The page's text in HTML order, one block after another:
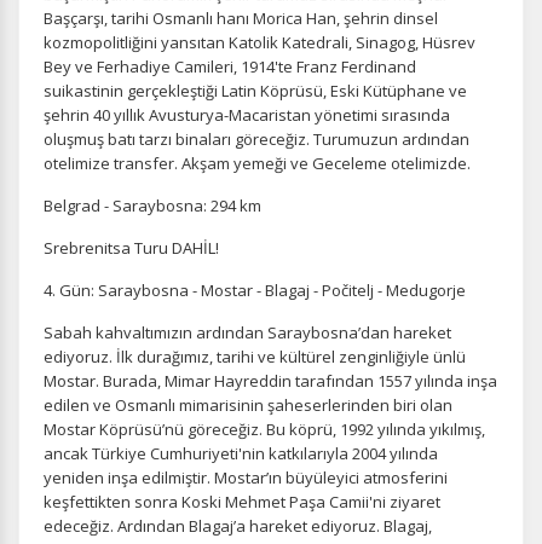
Başçarşı, tarihi Osmanlı hanı Morica Han, şehrin dinsel
kozmopolitliğini yansıtan Katolik Katedrali, Sinagog, Hüsrev
Bey ve Ferhadiye Camileri, 1914'te Franz Ferdinand
suikastinin gerçekleştiği Latin Köprüsü, Eski Kütüphane ve
şehrin 40 yıllık Avusturya-Macaristan yönetimi sırasında
oluşmuş batı tarzı binaları göreceğiz. Turumuzun ardından
otelimize transfer. Akşam yemeği ve Geceleme otelimizde.
Belgrad - Saraybosna: 294 km
Srebrenitsa Turu DAHİL!
4. Gün: Saraybosna - Mostar - Blagaj - Počitelj - Medugorje
Sabah kahvaltımızın ardından Saraybosna’dan hareket
ediyoruz. İlk durağımız, tarihi ve kültürel zenginliğiyle ünlü
Mostar. Burada, Mimar Hayreddin tarafından 1557 yılında inşa
edilen ve Osmanlı mimarisinin şaheserlerinden biri olan
Mostar Köprüsü’nü göreceğiz. Bu köprü, 1992 yılında yıkılmış,
ancak Türkiye Cumhuriyeti'nin katkılarıyla 2004 yılında
yeniden inşa edilmiştir. Mostar’ın büyüleyici atmosferini
keşfettikten sonra Koski Mehmet Paşa Camii'ni ziyaret
edeceğiz. Ardından Blagaj’a hareket ediyoruz. Blagaj,